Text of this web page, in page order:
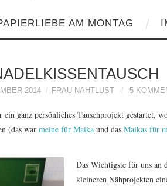
AM MONTAG
2014 FRAU NAHTLUST 5
ein ganz persönliches Tauschprojekt gestartet,
(das war meine für Maika und das Maikas für
Das Wichtigste für uns an
kleineren Nähprojekten